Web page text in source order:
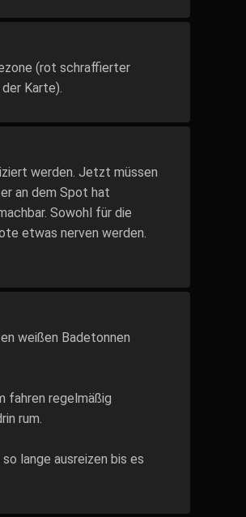
(rot schraffierter
Karte).
werden. Jetzt müssen
an dem Spot hat
Sowohl für die
etwas nerven werden.
weißen Badetonnen
fahren regelmäßig
rum.
lange ausreizen bis es